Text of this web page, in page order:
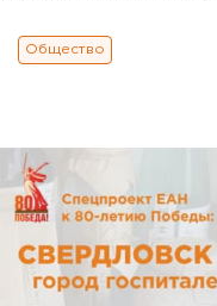
Общество